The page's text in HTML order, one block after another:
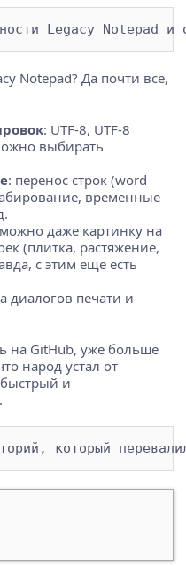
Notepad? Да почти всё,
: UTF-8, UTF-8
выбирать
: перенос строк (word
временные
даже картинку на
(плитка, растяжение,
с этим еще есть
диалогов печати и
на GitHub, уже больше
народ устал от
быстрый и